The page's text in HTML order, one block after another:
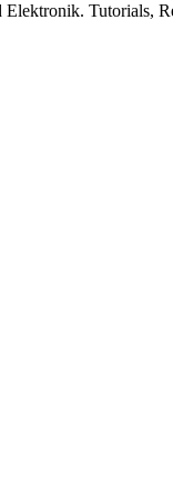
Tutorials,